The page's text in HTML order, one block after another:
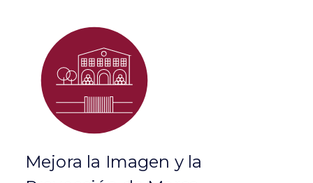
Mejora la Imagen y la